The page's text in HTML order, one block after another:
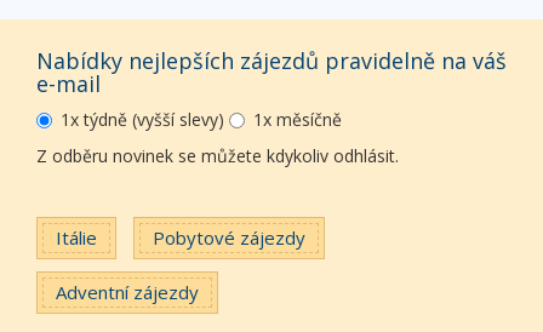
Nabídky nejlepších zájezdů pravidelně na váš
e-mail
1x týdně (vyšší slevy)
1x měsíčně
Z odběru novinek se můžete kdykoliv odhlásit.
Itálie Pobytové zájezdy
Adventní zájezdy